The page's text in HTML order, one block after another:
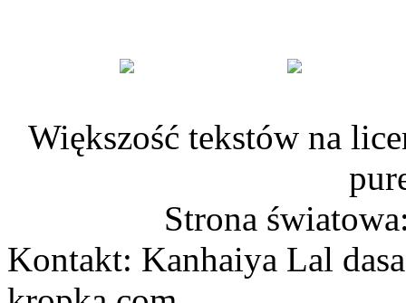
Większość tekstów na
Strona
Kontakt: Kanhaiya Lal